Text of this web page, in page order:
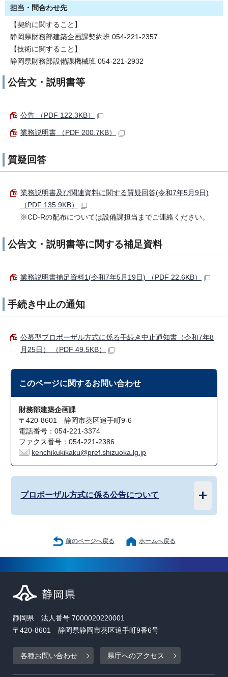
担当・問合わせ先
【契約に関すること】
静岡県財務部建築企画課契約班 054-221-2357
【技術に関すること】
静岡県財務部設備課機械班 054-221-2932
公告文・説明書等
公告 （PDF 122.3KB）
業務説明書 （PDF 200.7KB）
質疑回答
業務説明書及び関連資料に関する質疑回答(令和7年5月9日)
（PDF 135.9KB）
※CD-Rの配布については設備課担当までご連絡ください。
公告文・説明書等に関する補足資料
業務説明書補足資料1(令和7年5月19日) （PDF 22.6KB）
手続き中止の通知
公募型プロポーザル方式に係る手続き中止通知書（令和7年8
月25日） （PDF 49.5KB）
このページに関するお問い合わせ
財務部建築企画課
〒420-8601 静岡市葵区追手町9-6
電話番号：054-221-3374
ファクス番号：054-221-2386
kenchikukikaku@pref.shizuoka.lg.jp
プロポーザル方式に係る公告について
前のページへ戻る ホームへ戻る
静岡県 法人番号 7000020220001
〒420-8601 静岡県静岡市葵区追手町9番6号
各種お問い合わせ 県庁へのアクセス